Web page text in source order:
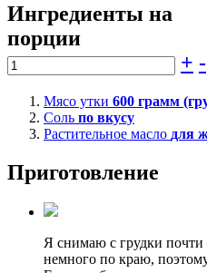
Ингредиенты на
порции
+ -
Мясо утки 600 грамм
Соль по вкусу
Растительное масло для
Приготовление
Я снимаю с грудки
немного по краю,